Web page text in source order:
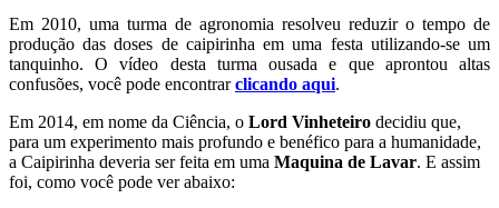
Em 2010, uma turma de agronomia resolveu reduzir o tempo de
produção das doses de caipirinha em uma festa utilizando-se um
tanquinho. O vídeo desta turma ousada e que aprontou altas
confusões, você pode encontrarclicando aqui.
Em 2014, em nome da Ciência, o Lord Vinheteiro decidiu que,
para um experimento mais profundo e benéfico para a humanidade,
a Caipirinha deveria ser feita em uma Maquina de Lavar. E assim
foi, como você pode ver abaixo: